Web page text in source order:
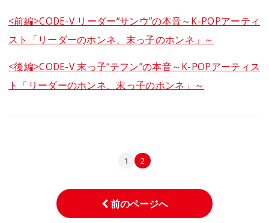
<前編>CODE-V リーダー“サンウ”の本音～K-POPアーティ
スト「リーダーのホンネ、末っ子のホンネ」～
<後編>CODE-V 末っ子“テフン”の本音～K-POPアーティス
ト「リーダーのホンネ、末っ子のホンネ」～
1 2
前のページへ